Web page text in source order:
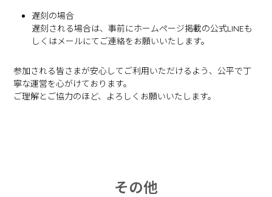
遅刻の場合
遅刻される場合は、事前にホームページ掲載の公式LINEも
しくはメールにてご連絡をお願いいたします。
参加される皆さまが安心してご利用いただけるよう、公平で丁
寧な運営を心がけております。
ご理解とご協力のほど、よろしくお願いいたします。
その他